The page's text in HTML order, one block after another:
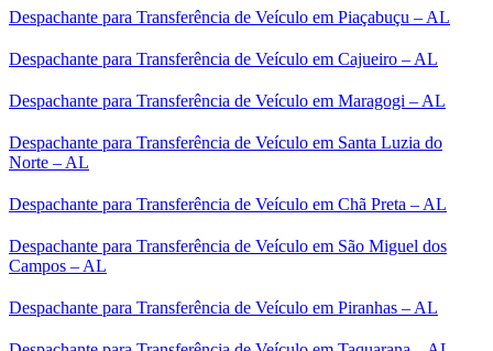
Despachante para Transferência de Veículo em Piaçabuçu – AL
Despachante para Transferência de Veículo em Cajueiro – AL
Despachante para Transferência de Veículo em Maragogi – AL
Despachante para Transferência de Veículo em Santa Luzia do
Norte – AL
Despachante para Transferência de Veículo em Chã Preta – AL
Despachante para Transferência de Veículo em São Miguel dos
Campos – AL
Despachante para Transferência de Veículo em Piranhas – AL